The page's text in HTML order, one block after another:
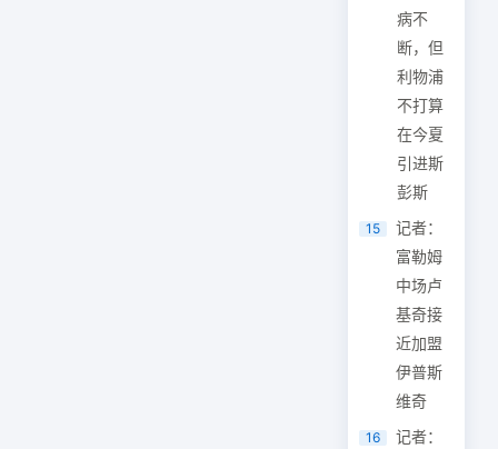
病不
断，但
利物浦
不打算
在今夏
引进斯
彭斯
15
记者：
富勒姆
中场卢
基奇接
近加盟
伊普斯
维奇
16
记者：